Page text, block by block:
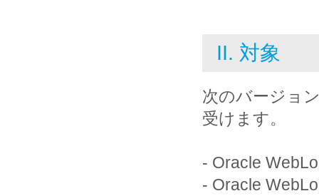
II. 対象
次のバージョ
受けます。
- Oracle
- Oracle